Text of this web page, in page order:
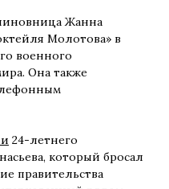
Жанна
Молотова» в
военного
Она также
24-летнего
который бросал
правительства